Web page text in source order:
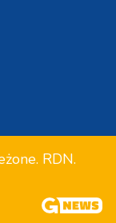
RDN.